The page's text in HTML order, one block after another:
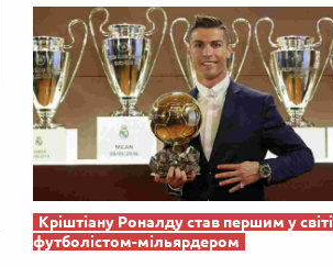
Кріштіану Роналду став першим у світі
футболістом-мільярдером